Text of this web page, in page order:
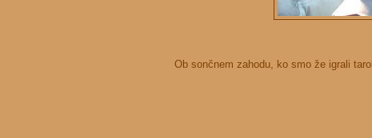
Ob sončnem zahodu, ko smo že igrali